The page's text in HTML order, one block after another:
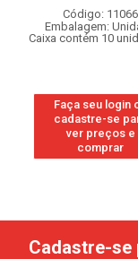
Código: 11066
Embalagem:
Caixa contém 10
Faça seu login
cadastre-se
ver preços e
comprar
Cadastre-se